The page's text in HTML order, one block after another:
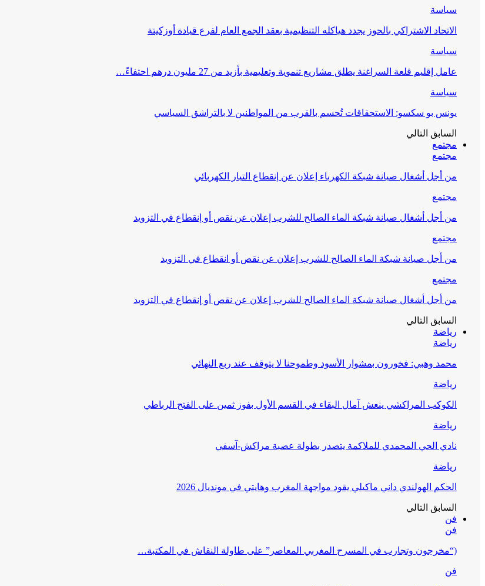
سياسة
الاتحاد الاشتراكي بالحوز يجدد هياكله التنظيمية بعقد الجمع العام لفرع قيادة أوزكيتة
سياسة
عامل إقليم قلعة السراغنة يطلق مشاريع تنموية وتعليمية بأزيد من 27 مليون درهم احتفاءً…
سياسة
يونس بو سكسو: الاستحقاقات تُحسم بالقرب من المواطنين لا بالتراشق السياسي
السابق التالي
مجتمع
مجتمع
من أجل أشغال صيانة شبكة الكهرباء إعلان عن إنقطاع التيار الكهربائي
مجتمع
من أجل أشغال صيانة شبكة الماء الصالح للشرب إعلان عن نقص أو إنقطاع في التزويد
مجتمع
من أجل صيانة شبكة الماء الصالح للشرب إعلان عن نقص أو انقطاع في التزويد
مجتمع
من أجل أشغال صيانة شبكة الماء الصالح للشرب إعلان عن نقص أو إنقطاع في التزويد
السابق التالي
رياضة
رياضة
محمد وهبي: فخورون بمشوار الأسود وطموحنا لا يتوقف عند ربع النهائي
رياضة
الكوكب المراكشي ينعش آمال البقاء في القسم الأول بفوز ثمين على الفتح الرباطي
رياضة
نادي الحي المحمدي للملاكمة يتصدر بطولة عصبة مراكش-آسفي
رياضة
الحكم الهولندي داني ماكيلي يقود مواجهة المغرب وهايتي في مونديال 2026
السابق التالي
فن
فن
(“مخرجون وتجارب في المسرح المغربي المعاصر” على طاولة النقاش في المكتبة…
فن